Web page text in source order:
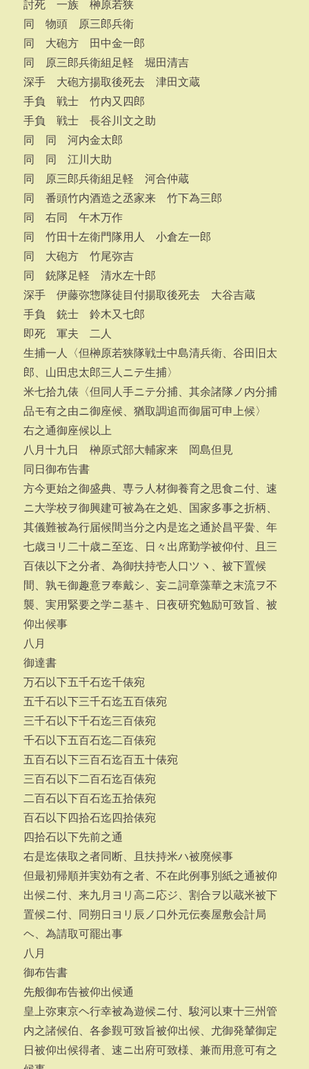
討死 一族 榊原若狭
同 物頭 原三郎兵衛
同 大砲方 田中金一郎
同 原三郎兵衛組足軽 堀田清吉
深手 大砲方揚取後死去 津田文蔵
手負 戦士 竹内又四郎
手負 戦士 長谷川文之助
同 同 河内金太郎
同 同 江川大助
同 原三郎兵衛組足軽 河合仲蔵
同 番頭竹内酒造之丞家来 竹下為三郎
同 右同 午木万作
同 竹田十左衛門隊用人 小倉左一郎
同 大砲方 竹尾弥吉
同 銃隊足軽 清水左十郎
深手 伊藤弥惣隊徒目付揚取後死去 大谷吉蔵
手負 銃士 鈴木又七郎
即死 軍夫 二人
生捕一人〈但榊原若狭隊戦士中島清兵衛、谷田旧太
郎、山田忠太郎三人ニテ生捕〉
米七拾九俵〈但同人手ニテ分捕、其余諸隊ノ内分捕
品モ有之由ニ御座候、猶取調追而御届可申上候〉
右之通御座候以上
八月十九日 榊原式部大輔家来 岡島但見
同日御布告書
方今更始之御盛典、専ラ人材御養育之思食ニ付、速
ニ大学校ヲ御興建可被為在之処、国家多事之折柄、
其儀難被為行届候間当分之内是迄之通於昌平黌、年
七歳ヨリ二十歳ニ至迄、日々出席勤学被仰付、且三
百俵以下之分者、為御扶持壱人口ツヽ、被下置候
間、孰モ御趣意ヲ奉戴シ、妄ニ詞章藻華之末流ヲ不
襲、実用緊要之学ニ基キ、日夜研究勉励可致旨、被
仰出候事
八月
御達書
万石以下五千石迄千俵宛
五千石以下三千石迄五百俵宛
三千石以下千石迄三百俵宛
千石以下五百石迄二百俵宛
五百石以下三百石迄百五十俵宛
三百石以下二百石迄百俵宛
二百石以下百石迄五拾俵宛
百石以下四拾石迄四拾俵宛
四拾石以下先前之通
右是迄俵取之者同断、且扶持米ハ被廃候事
但最初帰順并実効有之者、不在此例事別紙之通被仰
出候ニ付、来九月ヨリ高ニ応ジ、割合ヲ以蔵米被下
置候ニ付、同朔日ヨリ辰ノ口外元伝奏屋敷会計局
ヘ、為請取可罷出事
八月
御布告書
先般御布告被仰出候通
皇上弥東京ヘ行幸被為遊候ニ付、駿河以東十三州管
内之諸候伯、各参覲可致旨被仰出候、尤御発輦御定
日被仰出候得者、速ニ出府可致様、兼而用意可有之